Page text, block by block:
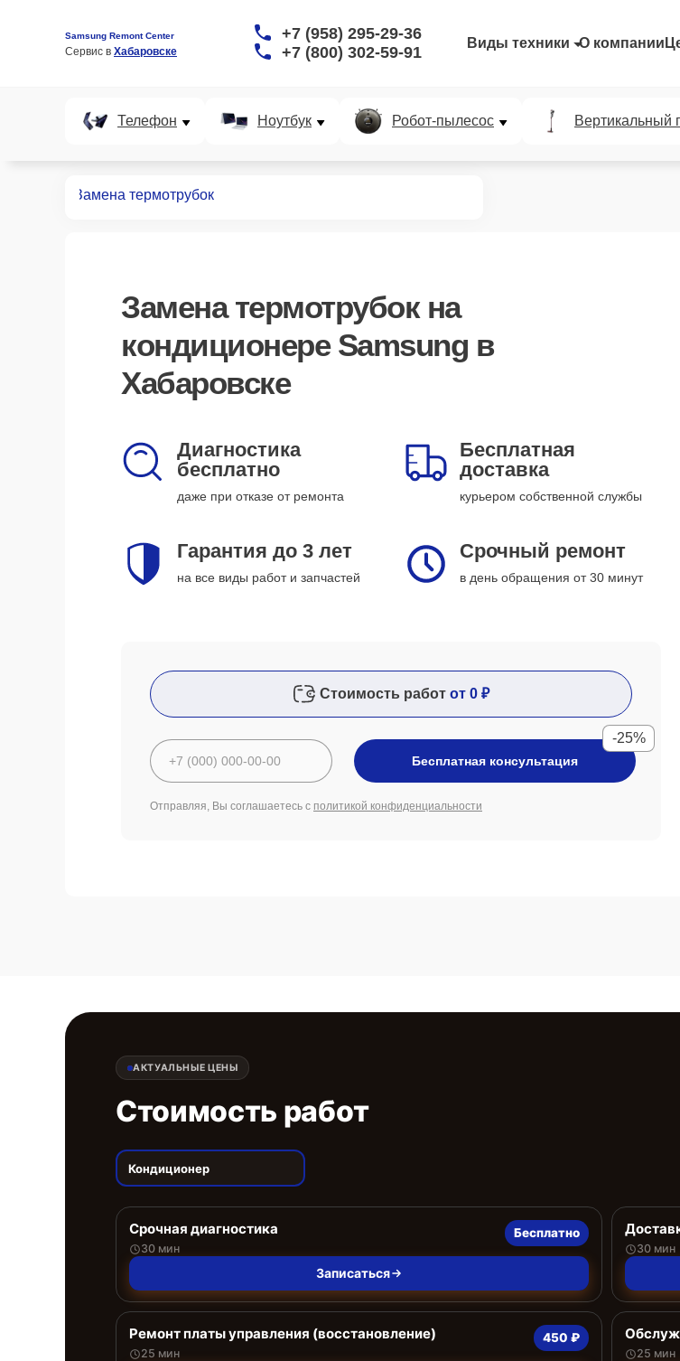
Samsung Remont Center
Сервис в Хабаровске
+7 (958) 295-29-36
+7 (800) 302-59-91
Виды техники О компании
Телефон Ноутбук Робот-пылесос Вертикальный
Замена термотрубок
Замена термотрубокна
кондиционере Samsung в
Хабаровске
Диагностика
бесплатно
даже при отказе от ремонта
Бесплатная
доставка
курьером собственной службы
Гарантия до 3 лет
на все виды работ и запчастей
Срочный ремонт
в день обращения от 30 минут
Стоимость работ от 0 ₽
Бесплатная консультация
-25%
Отправляя, Вы соглашаетесь с политикой конфиденциальности
АКТУАЛЬНЫЕ ЦЕНЫ
Стоимость работ
Кондиционер
Срочная диагностика
30 мин
Бесплатно
Записаться
30 мин
Ремонт платы управления (восстановление)
25 мин
450 ₽
25 мин